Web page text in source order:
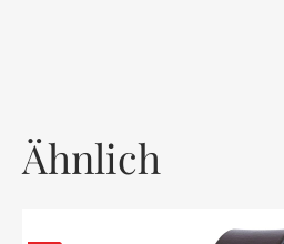
Ähnlich